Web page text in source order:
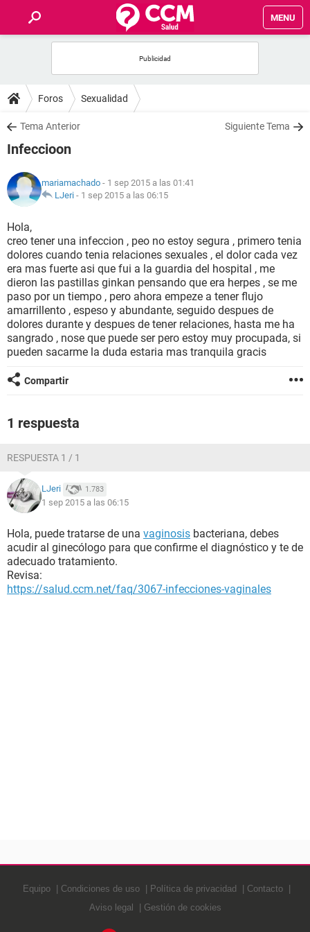
MENU
FOROS
SALUD
NUTRICIÓN
BIENESTAR
SEXUALIDAD
GLOSARIO
Foros Sexualidad
Tema Anterior Siguiente Tema
Infeccioon
mariamachado - 1 sep 2015 a las 01:41
LJeri - 1 sep 2015 a las 06:15
Hola,
creo tener una infeccion , peo no estoy segura , primero tenia
dolores cuando tenia relaciones sexuales , el dolor cada vez
era mas fuerte asi que fui a la guardia del hospital , me
dieron las pastillas ginkan pensando que era herpes , se me
paso por un tiempo , pero ahora empeze a tener flujo
amarrillento , espeso y abundante, seguido despues de
dolores durante y despues de tener relaciones, hasta me ha
sangrado , nose que puede ser pero estoy muy procupada, si
pueden sacarme la duda estaria mas tranquila gracis
Compartir
1 respuesta
RESPUESTA 1 / 1
LJeri 1.783
1 sep 2015 a las 06:15
Hola, puede tratarse de una vaginosis bacteriana, debes
acudir al ginecólogo para que confirme el diagnóstico y te de
adecuado tratamiento.
Revisa:
https://salud.ccm.net/faq/3067-infecciones-vaginales
Equipo Condiciones de uso Política de privacidad
Contacto
Aviso legal
Gestión de cookies